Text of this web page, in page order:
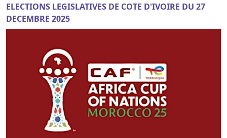
ELECTIONS LEGISLATIVES DE COTE D'IVOIRE DU 27
DECEMBRE 2025